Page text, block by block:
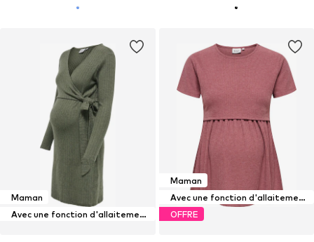
Maman
Avec une fonction d'allaitement maternel
Maman
Avec une fonction d'allaitement maternel
OFFRE